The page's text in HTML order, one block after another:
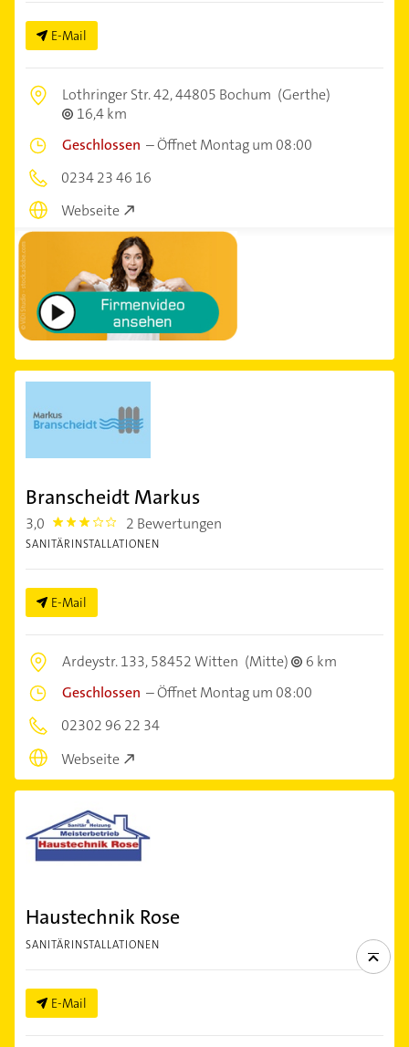
E-Mail
Lothringer Str. 42,44805 Bochum (Gerthe)
16,4 km
Geschlossen –Öffnet Montag um 08:00
0234 23 46 16
Webseite
Branscheidt Markus
3,0 3.0 2 Bewertungen
SANITÄRINSTALLATIONEN
E-Mail
Ardeystr. 133,58452 Witten (Mitte)
6 km
Geschlossen –Öffnet Montag um 08:00
02302 96 22 34
Webseite
Haustechnik Rose
SANITÄRINSTALLATIONEN
E-Mail